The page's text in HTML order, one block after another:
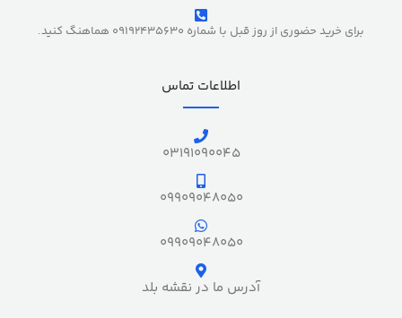
برای خرید حضوری از روز قبل با شماره 09192435630 هماهنگ کنید.
اطلاعات تماس
03191090045
09909048050
09909048050
آدرس ما در نقشه بلد